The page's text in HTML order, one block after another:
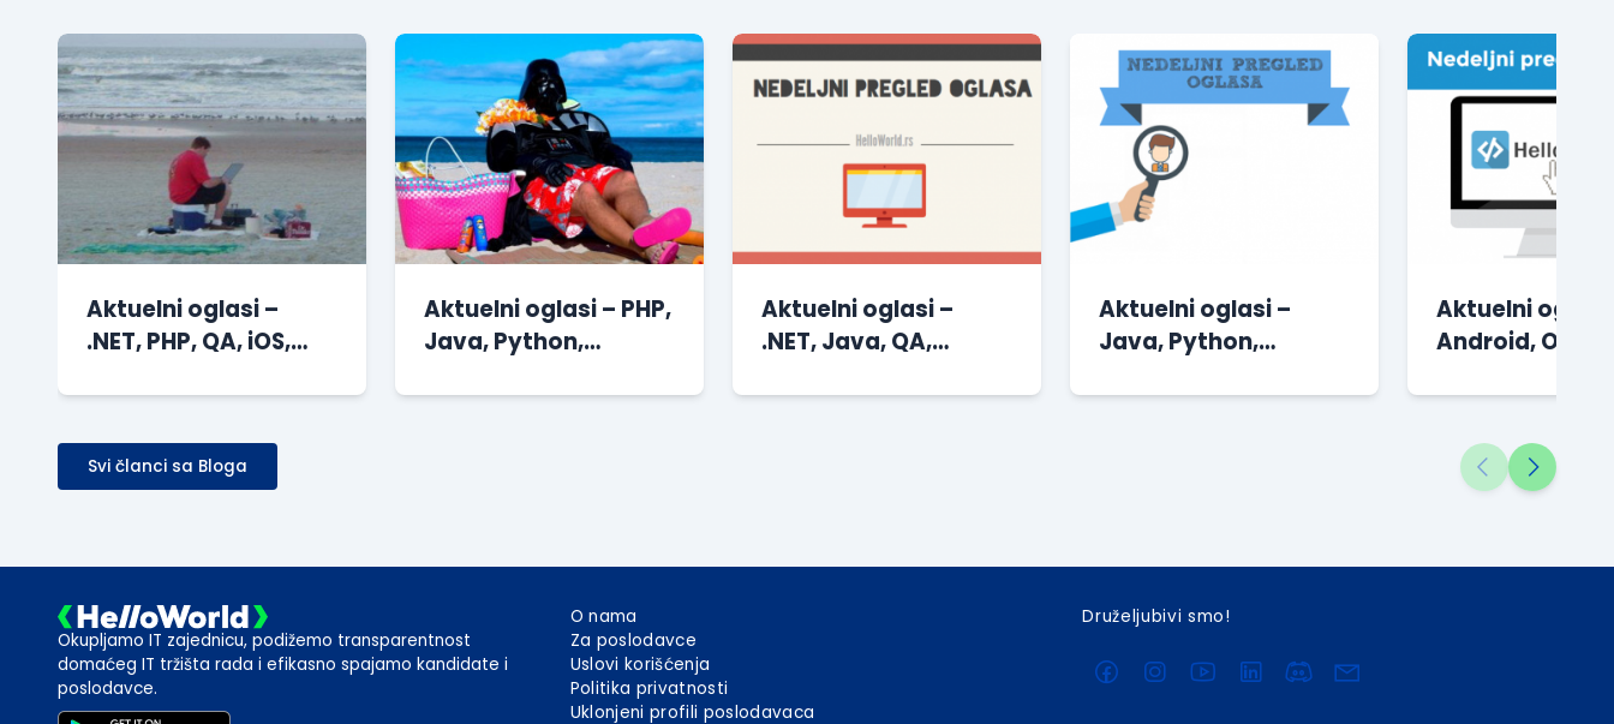
Aktuelni oglasi –
.NET, PHP, QA, iOS,
Aktuelni oglasi – PHP,
Java, Python,
Aktuelni oglasi –
.NET, Java, QA,
Aktuelni oglasi –
Java, Python,
Aktuelni oglasi
Android,
Svi članci sa Bloga
Okupljamo IT zajednicu, podižemo transparentnost
domaćeg IT tržišta rada i efikasno spajamo kandidate i
poslodavce.
O nama
Za poslodavce
Uslovi korišćenja
Politika privatnosti
Uklonjeni profili poslodavaca
Druželjubivi smo!